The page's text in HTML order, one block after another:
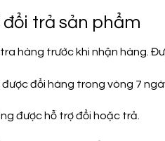
đổi trả sản phẩm
hàng trước khi nhận hàng.
đổi hàng trong vòng 7
được hỗ trợ đổi hoặc trả.